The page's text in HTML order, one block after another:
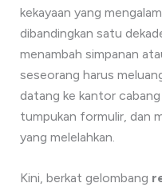
kekayaan yang
dibandingkan satu
menambah simpanan
seseorang harus
datang ke kantor
tumpukan formulir, dan
yang melelahkan.
Kini, berkat gelombang